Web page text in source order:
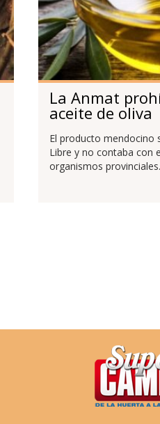
La Anmat
aceite de oliva
El producto mendocino
Libre y no contaba con
organismos provinciales.